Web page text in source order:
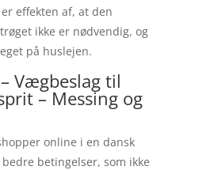
effekten af, at den
ikke er nødvendig, og
på huslejen.
Vægbeslag til
– Messing og
online i en dansk
betingelser, som ikke